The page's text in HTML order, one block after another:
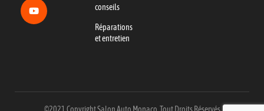
conseils
Réparations
et entretien